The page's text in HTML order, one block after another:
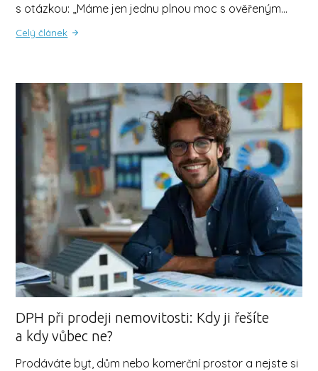
s otázkou: „Máme jen jednu plnou moc s ověřeným…
Celý článek
DPH při prodeji nemovitosti: Kdy ji řešíte
a kdy vůbec ne?
Prodáváte byt, dům nebo komerční prostor a nejste si